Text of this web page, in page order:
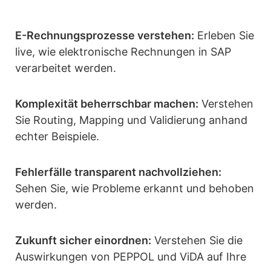
E-Rechnungsprozesse verstehen: Erleben Sie
live, wie elektronische Rechnungen in SAP
verarbeitet werden.
Komplexität beherrschbar machen: Verstehen
Sie Routing, Mapping und Validierung anhand
echter Beispiele.
Fehlerfälle transparent nachvollziehen:
Sehen Sie, wie Probleme erkannt und behoben
werden.
Zukunft sicher einordnen: Verstehen Sie die
Auswirkungen von PEPPOL und ViDA auf Ihre